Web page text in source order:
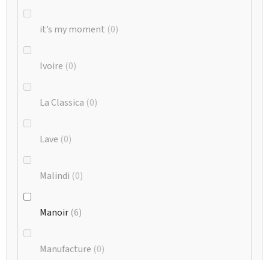
it’s my moment 0
Ivoire 0
La Classica 0
Lave 0
Malindi 0
Manoir 6
Manufacture 0